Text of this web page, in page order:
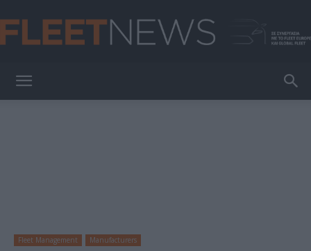
Fleet Management Manufacturers